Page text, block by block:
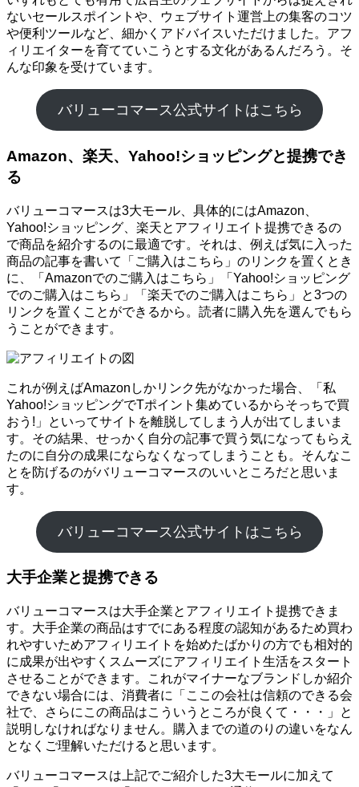
ないセールスポイントや、ウェブサイト運営上の集客のコツ
や便利ツールなど、細かくアドバイスいただけました。アフ
ィリエイターを育てていこうとする文化があるんだろう。そ
んな印象を受けています。
バリューコマース公式サイトはこちら
Amazon、楽天、Yahoo!ショッピングと提携でき
る
バリューコマースは3大モール、具体的にはAmazon、
Yahoo!ショッピング、楽天とアフィリエイト提携できるの
で商品を紹介するのに最適です。それは、例えば気に入った
商品の記事を書いて「ご購入はこちら」のリンクを置くとき
に、「Amazonでのご購入はこちら」「Yahoo!ショッピング
でのご購入はこちら」「楽天でのご購入はこちら」と3つの
リンクを置くことができるから。読者に購入先を選んでもら
うことができます。
これが例えばAmazonしかリンク先がなかった場合、「私
Yahoo!ショッピングでTポイント集めているからそっちで買
おう!」といってサイトを離脱してしまう人が出てしまいま
す。その結果、せっかく自分の記事で買う気になってもらえ
たのに自分の成果にならなくなってしまうことも。そんなこ
とを防げるのがバリューコマースのいいところだと思いま
す。
バリューコマース公式サイトはこちら
大手企業と提携できる
バリューコマースは大手企業とアフィリエイト提携できま
す。大手企業の商品はすでにある程度の認知があるため買わ
れやすいためアフィリエイトを始めたばかりの方でも相対的
に成果が出やすくスムーズにアフィリエイト生活をスタート
させることができます。これがマイナーなブランドしか紹介
できない場合には、消費者に「ここの会社は信頼のできる会
社で、さらにこの商品はこういうところが良くて・・・」と
説明しなければなりません。購入までの道のりの違いをなん
となくご理解いただけると思います。
バリューコマースは上記でご紹介した3大モールに加えて